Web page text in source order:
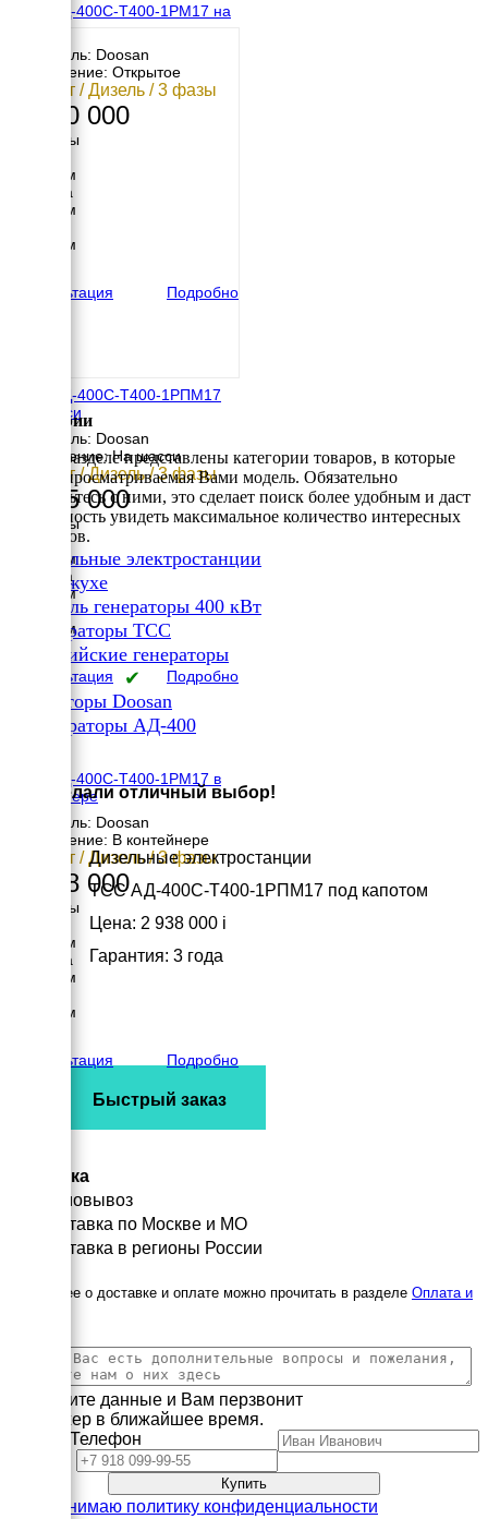
ТСС АД-400С-Т400-1РМ17 на
Двигатель: Doosan
Исполнение: Открытое
400 кВт / Дизель / 3 фазы
2 800 000
Размеры
3550 мм
Ширина
1485 мм
1955 мм
Консультация
Подробно
ТСС ЭД-400С-Т400-1РПМ17
на шасси
Двигатель: Doosan
Исполнение: На шасси
400 кВт / Дизель / 3 фазы
3 505 000
Размеры
5150 мм
Ширина
1630 мм
2700 мм
Консультация
Подробно
ТСС АД-400С-Т400-1РМ17 в
контейнере
Двигатель: Doosan
Исполнение: В контейнере
400 кВт / Дизель / 3 фазы
3 348 000
Размеры
6000 мм
Ширина
2350 мм
2900 мм
Консультация
Подробно
Категории
В этом разделе представлены категории товаров, в которые
входит просматриваемая Вами модель. Обязательно
ознакомьтесь с ними, это сделает поиск более удобным и даст
возможность увидеть максимальное количество интересных
вариантов.
Дизельные электростанции
В кожухе
Дизель генераторы 400 кВт
Генераторы ТСС
Российские генераторы
✔
Генераторы Doosan
Генераторы АД-400
Вы сделали отличный выбор!
Дизельные электростанции
ТСС АД-400С-Т400-1РПМ17 под капотом
Цена: 2 938 000 i
Гарантия: 3 года
Быстрый заказ
Доставка
Самовывоз
Доставка по Москве и МО
Доставка в регионы России
Подробнее о доставке и оплате можно прочитать в разделе Оплата и
Заполните данные и Вам перзвонит
менеджер в ближайшее время.
Телефон
Принимаю политику конфиденциальности